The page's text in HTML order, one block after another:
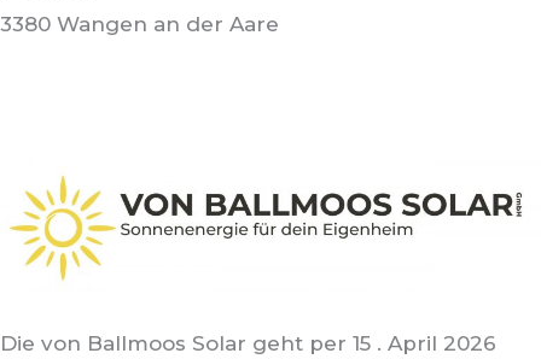
3380 Wangen an der Aare
Die von Ballmoos Solar geht per 15 . April 2026